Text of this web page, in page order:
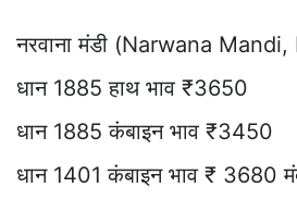
नरवाना मंडी (Narwana
धान 1885 हाथ भाव ₹3650
धान 1885 कंबाइन भाव ₹3450
धान 1401 कंबाइन भाव ₹ 3680